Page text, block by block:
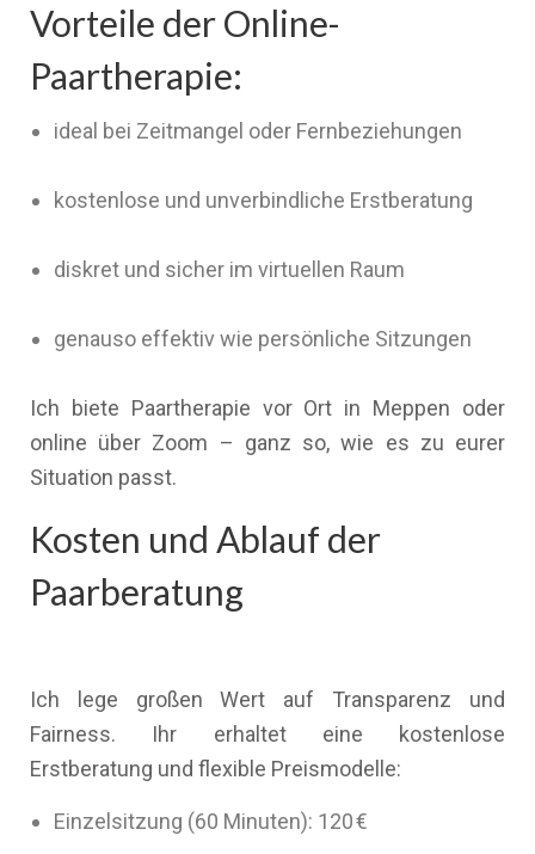
Vorteile der Online-
Paartherapie:
ideal bei Zeitmangel oder Fernbeziehungen
kostenlose und unverbindliche Erstberatung
diskret und sicher im virtuellen Raum
genauso effektiv wie persönliche Sitzungen
Ich biete Paartherapie vor Ort in Meppen oder
online über Zoom – ganz so, wie es zu eurer
Situation passt.
Kosten und Ablauf der
Paarberatung
Ich lege großen Wert auf Transparenz und
Fairness. Ihr erhaltet eine kostenlose
Erstberatung und flexible Preismodelle:
Einzelsitzung (60 Minuten): 120 €